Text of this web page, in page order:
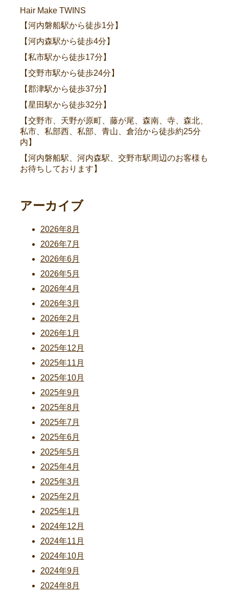
Hair Make TWINS
【河内磐船駅から徒歩1分】
【河内森駅から徒歩4分】
【私市駅から徒歩17分】
【交野市駅から徒歩24分】
【郡津駅から徒歩37分】
【星田駅から徒歩32分】
【交野市、天野が原町、藤が尾、森南、寺、森北、
私市、私部西、私部、青山、倉治から徒歩約25分
内】
【河内磐船駅、河内森駅、交野市駅周辺のお客様も
お待ちしております】
アーカイブ
2026年8月
2026年7月
2026年6月
2026年5月
2026年4月
2026年3月
2026年2月
2026年1月
2025年12月
2025年11月
2025年10月
2025年9月
2025年8月
2025年7月
2025年6月
2025年5月
2025年4月
2025年3月
2025年2月
2025年1月
2024年12月
2024年11月
2024年10月
2024年9月
2024年8月